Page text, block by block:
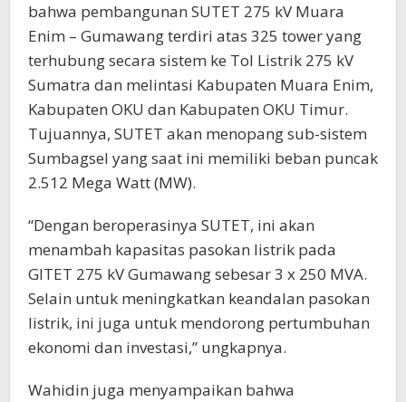
bahwa pembangunan SUTET 275 kV Muara
Enim – Gumawang terdiri atas 325 tower yang
terhubung secara sistem ke Tol Listrik 275 kV
Sumatra dan melintasi Kabupaten Muara Enim,
Kabupaten OKU dan Kabupaten OKU Timur.
Tujuannya, SUTET akan menopang sub-sistem
Sumbagsel yang saat ini memiliki beban puncak
2.512 Mega Watt (MW).
“Dengan beroperasinya SUTET, ini akan
menambah kapasitas pasokan listrik pada
GITET 275 kV Gumawang sebesar 3 x 250 MVA.
Selain untuk meningkatkan keandalan pasokan
listrik, ini juga untuk mendorong pertumbuhan
ekonomi dan investasi,” ungkapnya.
Wahidin juga menyampaikan bahwa